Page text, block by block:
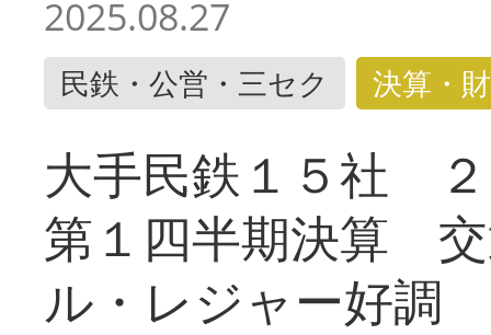
2025.08.27
民鉄・公営・三セク 決算・
大手民鉄１５社
第１四半期決算
ル・レジャー好調